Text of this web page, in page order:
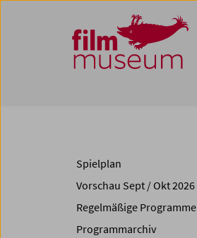
Zum Inhalt
Zum Hauptmenü
Zur Servicenavigation
Zum Suche
Spielplan
Vorschau Sept / Okt 2026
Regelmäßige Programme
Programmarchiv